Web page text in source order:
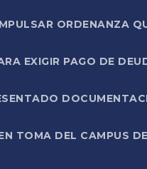
ORDENANZA
EXIGIR PAGO DE
TOMA DEL CAMPUS